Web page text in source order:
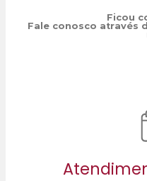
Ficou
Fale conosco através